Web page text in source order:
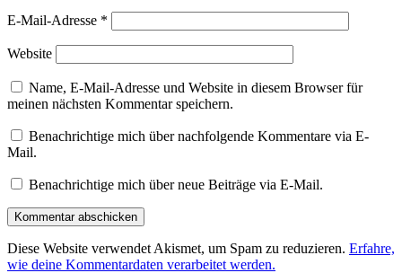
E-Mail-Adresse *
Website
Name, E-Mail-Adresse und Website in diesem Browser für
meinen nächsten Kommentar speichern.
Benachrichtige mich über nachfolgende Kommentare via E-
Mail.
Benachrichtige mich über neue Beiträge via E-Mail.
Diese Website verwendet Akismet, um Spam zu reduzieren. Erfahre,
wie deine Kommentardaten verarbeitet werden.